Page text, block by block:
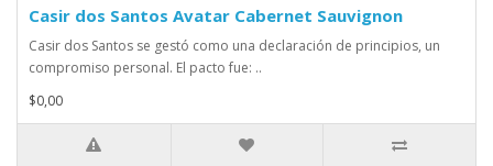
Casir dos Santos Avatar Cabernet Sauvignon
Casir dos Santos se gestó como una declaración de principios, un
compromiso personal. El pacto fue: ..
$0,00